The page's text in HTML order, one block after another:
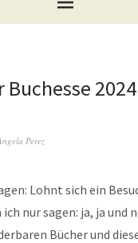
Perez
Lohnt sich ein
nur sagen: ja, ja und
Bücher und